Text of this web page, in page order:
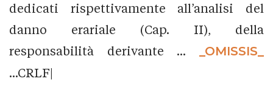
dedicati rispettivamente all’analisi del
danno erariale (Cap. II), della
responsabilità derivante ...
_OMISSIS_
...CRLF|